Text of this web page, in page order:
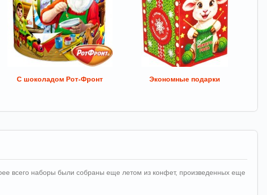
С шоколадом Рот-Фронт Экономные подарки
всего наборы были собраны еще летом из конфет, произведенных еще